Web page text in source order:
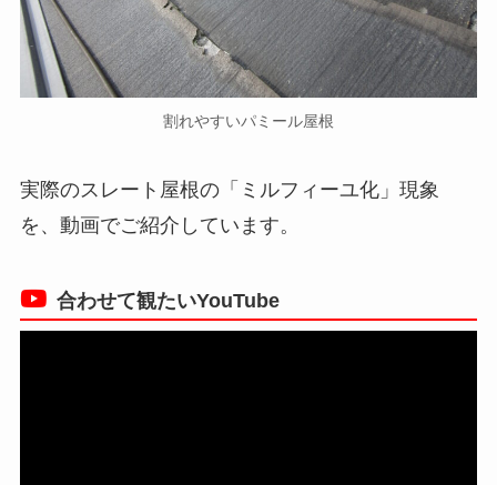
割れやすいパミール屋根
実際のスレート屋根の「ミルフィーユ化」現象
を、動画でご紹介しています。
合わせて観たいYouTube